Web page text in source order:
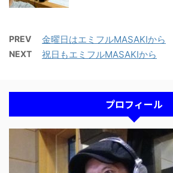
PREV 金曜日はエミフルMASAKIから
NEXT 祝日もエミフルMASAKIから
プロフィール